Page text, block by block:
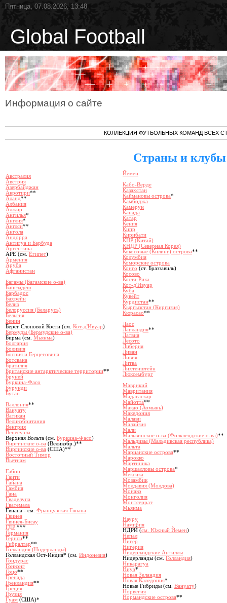
Пятница, 07.08.2026, 13:48
Global Football
Информация о сайте
КОЛЛЕКЦИЯ ФУТБОЛЬНЫХ КОМАНД ВСЕХ
Страны и клубы
Австралия
Австрия
Азербайджан
Акротири**
Аланд**
Албания
Алжир
Ангилья*
Англия*
Англси**
Ангола
Андорра
Антигуа и Барбуда
Аргентина
АРЕ (см. Египет)
Армения
Аруба
Афганистан
Багамы (Багамские о-ва)
Бангладеш
Барбадос
Бахрейн
Белиз
Белоруссия (Беларусь)
Бельгия
Бенин
Берег Слоновой Кости (см. Кот-д'Ивуар)
Бермуды (Бермудские о-ва)
Бирма (см. Мьянма)
Болгария
Боливия
Босния и Герцеговина
Ботсвана
Бразилия
Британские антарктические территории**
Бруней
Буркина-Фасо
Бурунди
Бутан
Валлония**
Вануату
Ватикан
Великобритания
Венгрия
Венесуэла
Верхняя Вольта (см. Буркина-Фасо)
Виргинские о-ва (Великобр.)**
Виргинские о-ва (США)**
Восточный Тимор
Вьетнам
Габон
Гаити
Гайана
Гамбия
Гана
Гваделупа
Гватемала
Гвиана - см. Французская Гвиана
Гвинея
Гвинея-Бисау
ГДР ***
Германия
Гернси**
Гибралтар**
Голландия (Нидерланды)
Голландская Ост-Индия* (см. Индонезия)
Гондурас
Гонконг
Гоцо**
Гренада
Гренландия**
Греция
Грузия
Гуам (США)*
Йемен
Кабо-Верде
Казахстан
Каймановы острова*
Камбоджа
Камерун
Канада
Катар
Кения
Кипр
Кирибати
КНР (Китай)
КНДР (Северная Корея)
Кокосовые (Килинг) острова**
Колумбия
Коморские острова
Конго (ст. Браззавиль)
Косово
Коста-Рика
Кот-д'Ивуар
Куба
Кувейт
Курдистан**
Кыргызстан (Киргизия)
Кюрасао**
Лаос
Лапландия**
Латвия
Лесото
Либерия
Ливан
Ливия
Литва
Лихтенштейн
Люксембург
Маврикий
Мавритания
Мадагаскар
Майотта**
Макао (Аомынь)
Македония
Малави
Малайзия
Мали
Мальвинские о-ва (Фолклендские о-ва)**
Мальдивы (Мальдивская республика)
Мальта
Марианские острова**
Марокко
Мартиника
Маршалловы острова*
Мексика
Мозамбик
Молдавия (Молдова)
Монако
Монголия
Монтсеррат
Мьянма
Науру
Намибия
НДРЙ (см. Южный Йемен)
Непал
Нигер
Нигерия
Нидерландские Антиллы
Нидерланды (см. Голландия)
Никарагуа
Ниуэ*
Новая Зеландия
Новая Каледония*
Новые Гибриды (см. Вануату)
Норвегия
Нормандские острова**